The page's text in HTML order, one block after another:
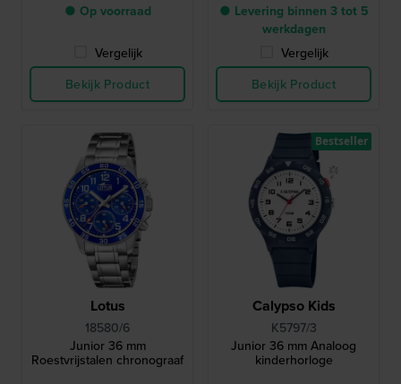
● Op voorraad
Vergelijk
Bekijk Product
● Levering binnen 3 tot 5
werkdagen
Vergelijk
Bekijk Product
Lotus
18580/6
Junior 36 mm
Roestvrijstalen chronograaf
Calypso Kids
K5797/3
Junior 36 mm Analoog
kinderhorloge
Bestseller